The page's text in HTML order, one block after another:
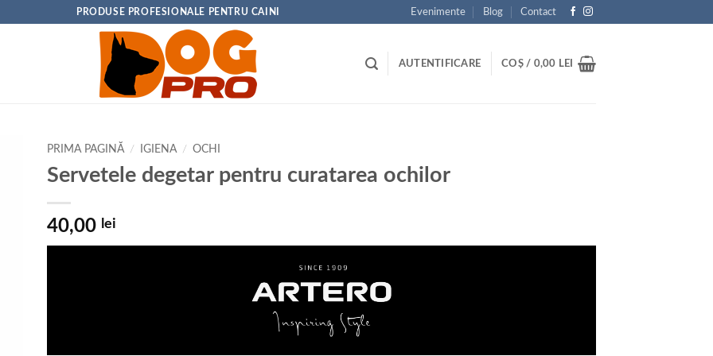
PRODUSE PROFESIONALE PENTRU CAINI Evenimente Blog Contact
AUTENTIFICARE COȘ / 0,00 LEI
PRIMA PAGINĂ / IGIENA / OCHI
Servetele degetar pentru curatarea ochilor
40,00 lei